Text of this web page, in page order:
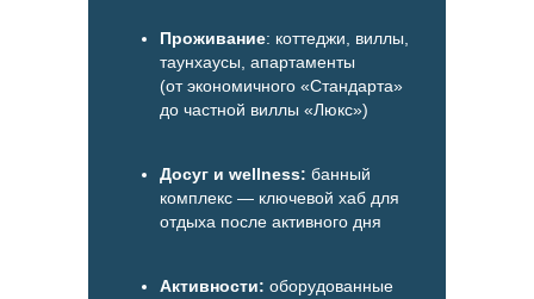
Проживание: коттеджи, виллы,
таунхаусы, апартаменты
(от экономичного «Стандарта»
до частной виллы «Люкс»)
Досуг и wellness: банный
комплекс — ключевой хаб для
отдыха после активного дня
Активности: оборудованные